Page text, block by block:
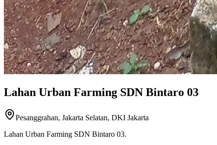
Lahan Urban Farming SDN Bintaro 03
Pesanggrahan, Jakarta Selatan, DKI Jakarta
Lahan Urban Farming SDN Bintaro 03.